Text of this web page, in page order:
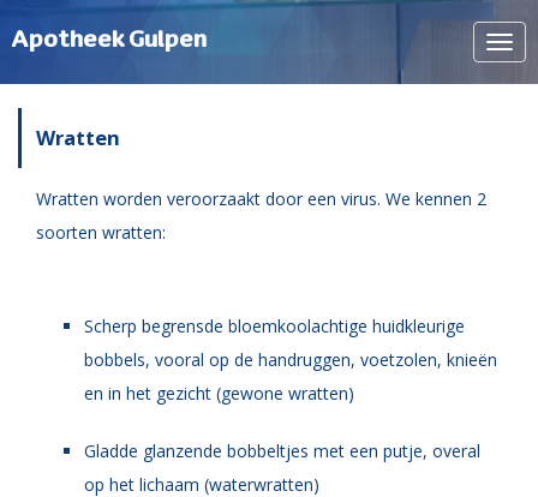
Apotheek Gulpen
Wratten
Wratten worden veroorzaakt door een virus. We kennen 2
soorten wratten:
Scherp begrensde bloemkoolachtige huidkleurige
bobbels, vooral op de handruggen, voetzolen, knieën
en in het gezicht (gewone wratten)
Gladde glanzende bobbeltjes met een putje, overal
op het lichaam (waterwratten)